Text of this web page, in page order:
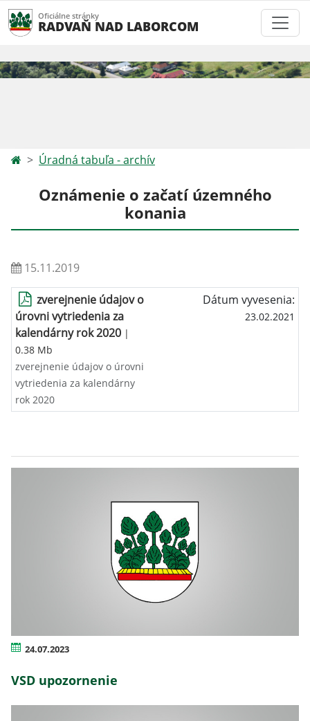
Oficiálne stránky
RADVAŇ NAD LABORCOM
Úradná tabuľa - archív
Oznámenie o začatí územného
konania
15.11.2019
zverejnenie údajov o
úrovni vytriedenia za
kalendárny rok 2020 |
0.38 Mb
Dátum vyvesenia:
23.02.2021
zverejnenie údajov o úrovni
vytriedenia za kalendárny
rok 2020
24.07.2023
VSD upozornenie